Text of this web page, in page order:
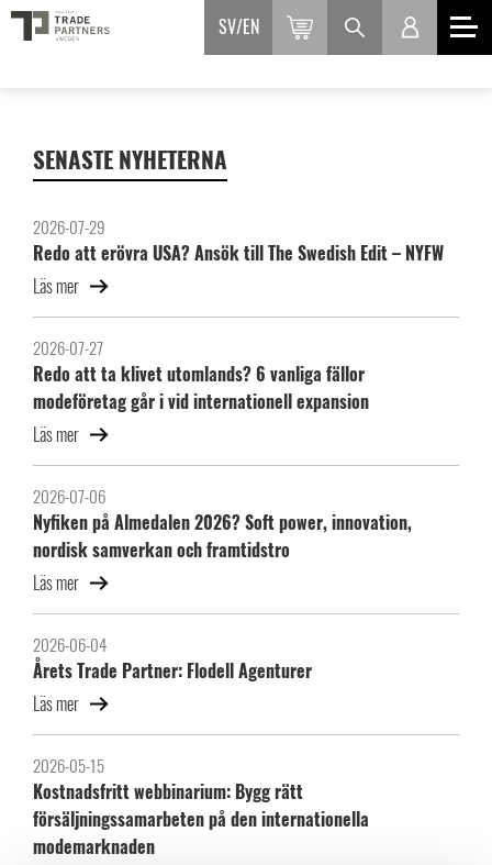
SV EN
SENASTE NYHETERNA
2026-07-29
Redo att erövra USA? Ansök till The Swedish Edit – NYFW
Läs mer
2026-07-27
Redo att ta klivet utomlands? 6 vanliga fällor
modeföretag går i vid internationell expansion
Läs mer
2026-07-06
Nyfiken på Almedalen 2026? Soft power, innovation,
nordisk samverkan och framtidstro
Läs mer
2026-06-04
Årets Trade Partner: Flodell Agenturer
Läs mer
2026-05-15
Kostnadsfritt webbinarium: Bygg rätt
försäljningssamarbeten på den internationella
modemarknaden